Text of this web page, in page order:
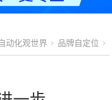
动化观世界 品牌自定位